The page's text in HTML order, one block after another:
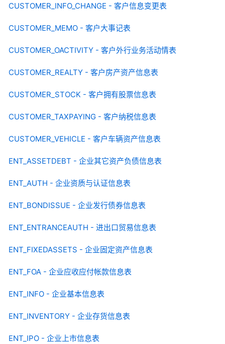
CUSTOMER_INFO_CHANGE - 客户信息变更表
CUSTOMER_MEMO - 客户大事记表
CUSTOMER_OACTIVITY - 客户外行业务活动情表
CUSTOMER_REALTY - 客户房产资产信息表
CUSTOMER_STOCK - 客户拥有股票信息表
CUSTOMER_TAXPAYING - 客户纳税信息表
CUSTOMER_VEHICLE - 客户车辆资产信息表
ENT_ASSETDEBT - 企业其它资产负债信息表
ENT_AUTH - 企业资质与认证信息表
ENT_BONDISSUE - 企业发行债券信息表
ENT_ENTRANCEAUTH - 进出口贸易信息表
ENT_FIXEDASSETS - 企业固定资产信息表
ENT_FOA - 企业应收应付帐款信息表
ENT_INFO - 企业基本信息表
ENT_INVENTORY - 企业存货信息表
ENT_IPO - 企业上市信息表